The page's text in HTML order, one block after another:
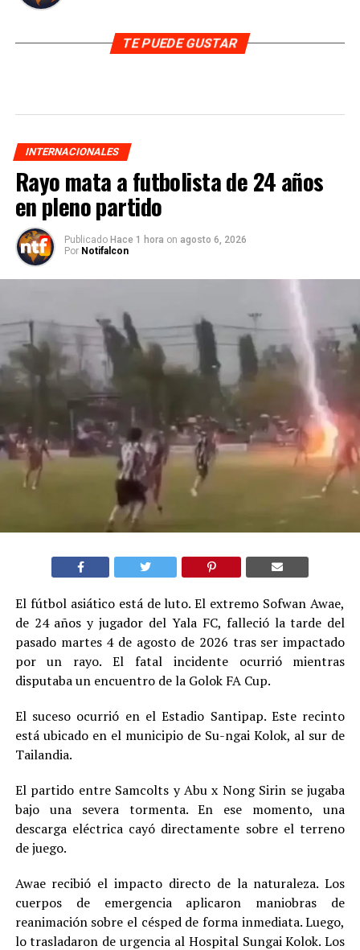
TE PUEDE GUSTAR
INTERNACIONALES
Rayo mata a futbolista de 24 años
en pleno partido
Publicado Hace 1 hora on agosto 6, 2026
Por Notifalcon
El fútbol asiático está de luto. El extremo Sofwan Awae,
de 24 años y jugador del Yala FC, falleció la tarde del
pasado martes 4 de agosto de 2026 tras ser impactado
por un rayo. El fatal incidente ocurrió mientras
disputaba un encuentro de la Golok FA Cup.
El suceso ocurrió en el Estadio Santipap. Este recinto
está ubicado en el municipio de Su-ngai Kolok, al sur de
Tailandia.
El partido entre Samcolts y Abu x Nong Sirin se jugaba
bajo una severa tormenta. En ese momento, una
descarga eléctrica cayó directamente sobre el terreno
de juego.
Awae recibió el impacto directo de la naturaleza. Los
cuerpos de emergencia aplicaron maniobras de
reanimación sobre el césped de forma inmediata. Luego,
lo trasladaron de urgencia al Hospital Sungai Kolok. Los